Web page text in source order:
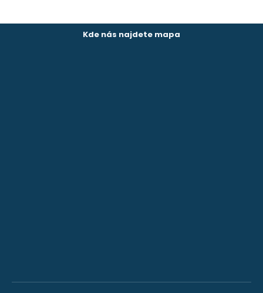
Kde nás najdete mapa